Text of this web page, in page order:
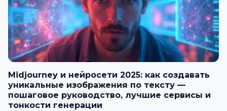
Midjourney и нейросети 2025: как создавать
уникальные изображения по тексту —
пошаговое руководство, лучшие сервисы и
тонкости генерации